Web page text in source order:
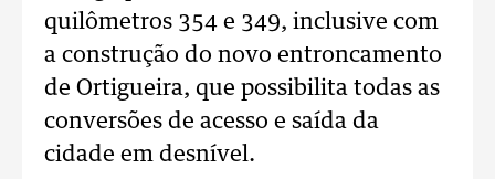
quilômetros 354 e 349, inclusive com
a construção do novo entroncamento
de Ortigueira, que possibilita todas as
conversões de acesso e saída da
cidade em desnível.